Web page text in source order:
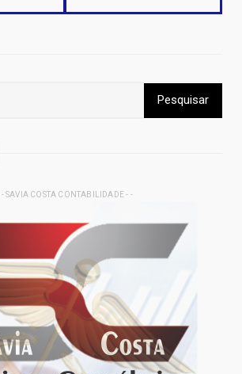
- SAVIA COSTA CONTABILIDADE - -